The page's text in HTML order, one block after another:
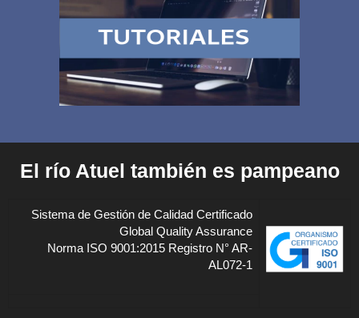
El río Atuel también es pampeano
Sistema de Gestión de Calidad Certificado
Global Quality Assurance
Norma ISO 9001:2015 Registro N° AR-
AL072-1